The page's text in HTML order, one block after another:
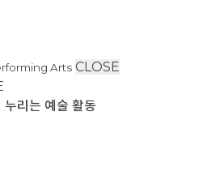
Arts CLOSE
누리는 예술 활동